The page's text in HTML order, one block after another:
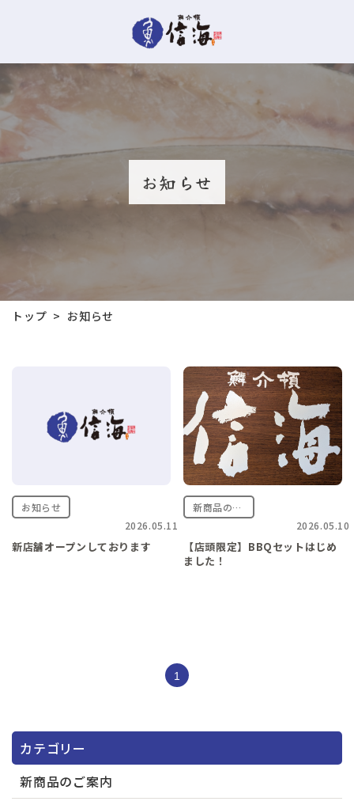
お知らせ
トップ > お知らせ
お知らせ
2026.05.11
新店舗オープンしております
新商品のご案内
2026.05.10
【店頭限定】BBQセットはじめ
ました！
1
カテゴリー
新商品のご案内